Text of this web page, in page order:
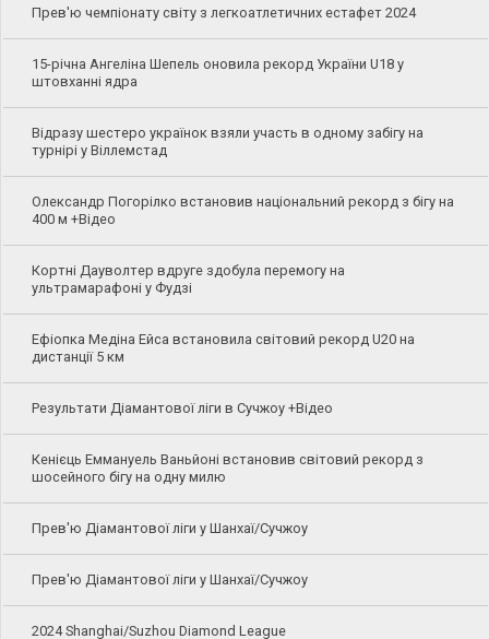
Прев'ю чемпіонату світу з легкоатлетичних естафет 2024
15-річна Ангеліна Шепель оновила рекорд України U18 у
штовханні ядра
Відразу шестеро українок взяли участь в одному забігу на
турнірі у Віллемстад
Олександр Погорілко встановив національний рекорд з бігу на
400 м +Відео
Кортні Дауволтер вдруге здобула перемогу на
ультрамарафоні у Фудзі
Ефіопка Медіна Ейса встановила світовий рекорд U20 на
дистанції 5 км
Результати Діамантової ліги в Сучжоу +Відео
Кенієць Еммануель Ваньйоні встановив світовий рекорд з
шосейного бігу на одну милю
Прев'ю Діамантової ліги у Шанхаї/Сучжоу
Прев'ю Діамантової ліги у Шанхаї/Сучжоу
2024 Shanghai/Suzhou Diamond League